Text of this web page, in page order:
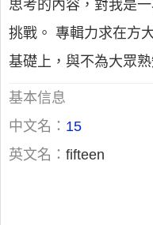
思考的內容，對我是
挑戰。 專輯力求在方
基礎上，與不為大眾
基本信息
中文名： 15
英文名： fifteen